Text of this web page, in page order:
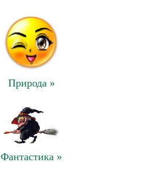
Природа »
Фантастика »